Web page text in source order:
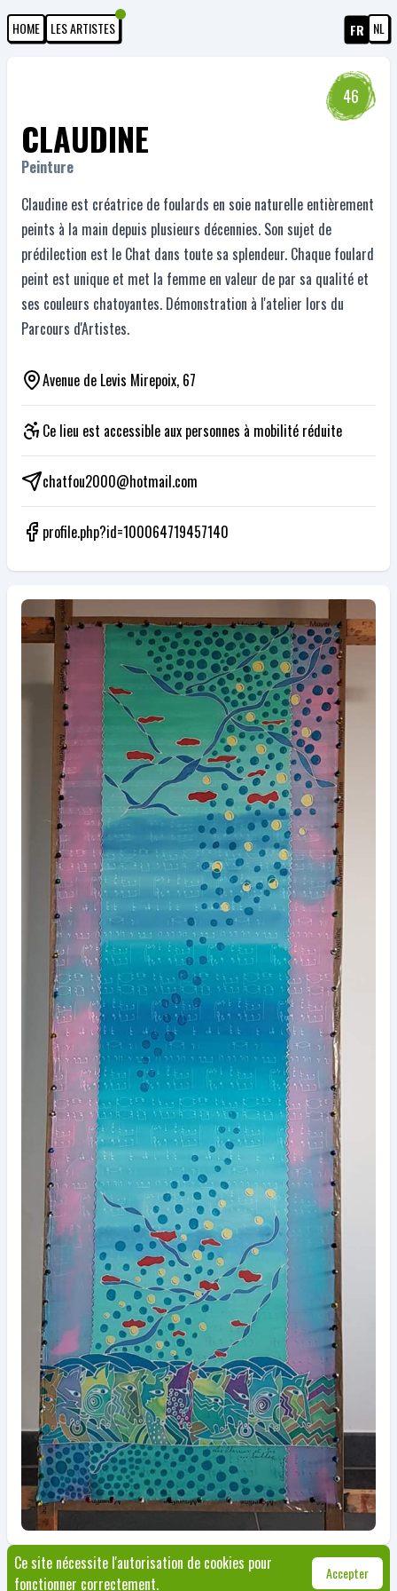
Ce site nécessite l'autorisation de cookies pour
fonctionner correctement.
Accepter
HOME LES ARTISTES FR NL
46
CLAUDINE
Peinture
Claudine est créatrice de foulards en soie naturelle entièrement
peints à la main depuis plusieurs décennies. Son sujet de
prédilection est le Chat dans toute sa splendeur. Chaque foulard
peint est unique et met la femme en valeur de par sa qualité et
ses couleurs chatoyantes. Démonstration à l'atelier lors du
Parcours d'Artistes.
Avenue de Levis Mirepoix, 67
Ce lieu est accessible aux personnes à mobilité réduite
chatfou2000@hotmail.com
profile.php?id=100064719457140
© Jette 2026|Règlement|+32 2 423 12 65|culture@jette.brussels|Made with